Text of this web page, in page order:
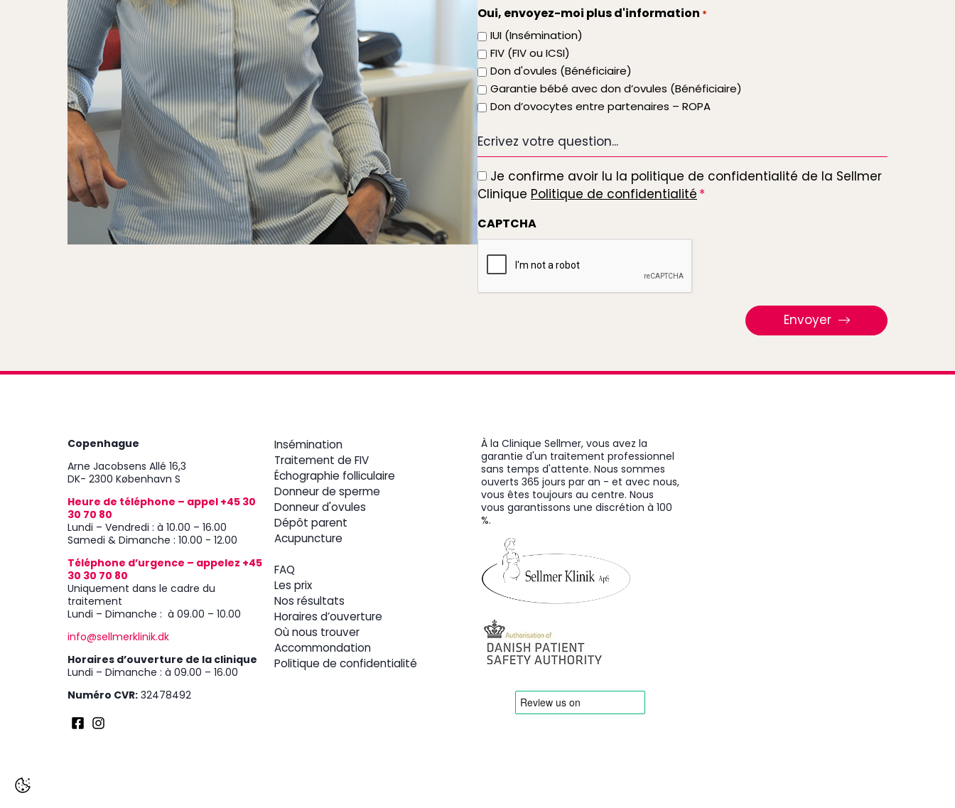
de
mois
souhaitez-
vous
que
le
commence
Oui, envoyez-moi plus d'information *
IUI (Insémination)
FIV (FIV ou ICSI)
Don d'ovules (Bénéficiaire)
Garantie bébé avec don d’ovules (Bénéficiaire)
Don d’ovocytes entre partenaires – ROPA
Ecrivez
question...
Je confirme avoir lu la politique de confidentialité de la Sellmer
Clinique Politique de confidentialité
CAPTCHA
Envoyer
Copenhague
Arne Jacobsens Allé 16,3
DK- 2300 København S
Heure de téléphone – appel +45 30
30 70 80
Lundi – Vendredi : à 10.00 – 16.00
Samedi & Dimanche : 10.00 - 12.00
Téléphone d’urgence – appelez +45
30 30 70 80
Uniquement dans le cadre du
traitement
Lundi – Dimanche : à 09.00 – 10.00
info@sellmerklinik.dk
Horaires d’ouverture de la clinique
Lundi – Dimanche : à 09.00 – 16.00
Numéro CVR: 32478492
Insémination
Traitement de FIV
Échographie folliculaire
Donneur de sperme
Donneur d'ovules
Dépôt parent
Acupuncture
FAQ
Les prix
Nos résultats
Horaires d’ouverture
Où nous trouver
Accommondation
Politique de confidentialité
À la Clinique Sellmer, vous avez la
garantie d'un traitement professionnel
sans temps d'attente. Nous sommes
ouverts 365 jours par an - et avec nous,
vous êtes toujours au centre. Nous
vous garantissons une discrétion à 100
%.